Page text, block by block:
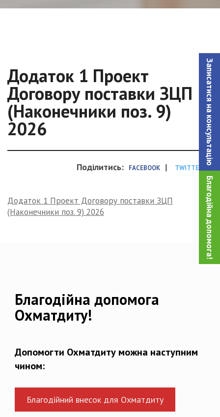
Записатися на консультацiю
Благодійна допомога!
Додаток 1 Проект
Договору поставки ЗЦП
(Наконечники поз. 9)
2026
Поділитись: FACEBOOK | TWITTER
Додаток 1 Проект Договору поставки ЗЦП
(Наконечники поз. 9) 2026
Благодійна допомога
Охматдиту!
Допомогти Охматдиту можна наступним
чином:
Благодійний внесок для Охматдиту